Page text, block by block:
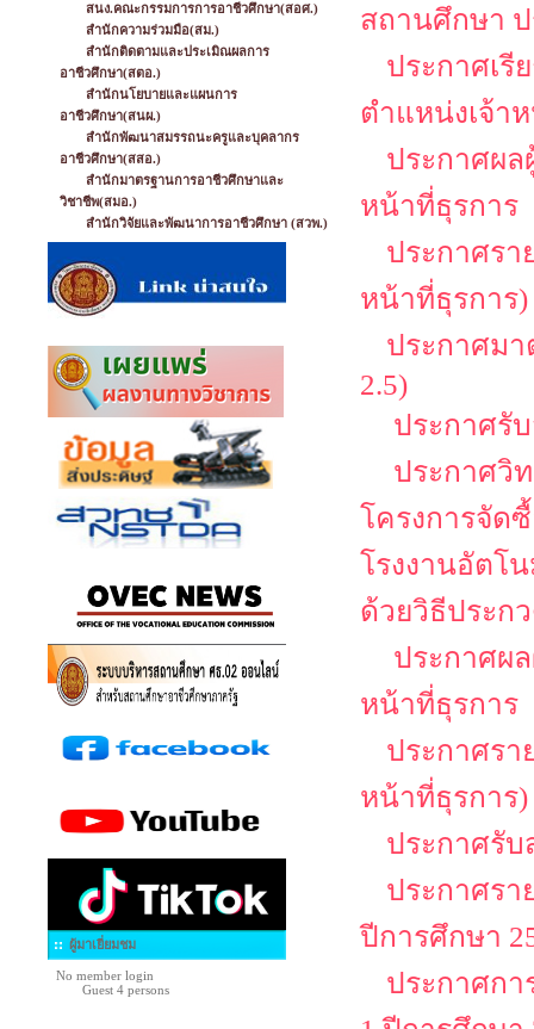
สนง.คณะกรรมการการอาชีวศึกษา(สอศ.)
สำนักความร่วมมือ(สม.)
สำนักติดตามและประเมิณผลการ
อาชีวศึกษา(สตอ.)
สำนักนโยบายและแผนการ
อาชีวศึกษา(สนผ.)
สำนักพัฒนาสมรรถนะครูและบุคลากร
อาชีวศึกษา(สสอ.)
สำนักมาตรฐานการอาชีวศึกษาและ
วิชาชีพ(สมอ.)
สำนักวิจัยและพัฒนาการอาชีวศึกษา (สวพ.)
ผู้มาเยี่ยมชม
No member login
Guest 4 persons
สถานศึกษา ป
ประกาศเรี
ตำแหน่งเจ้า
ประกาศผล
หน้าที่ธุรการ
ประกาศรา
หน้าที่ธุรการ)
ประกาศมา
2.5)
ประกาศรั
ประกาศวิ
โครงการจัด
โรงงานอัตโ
ด้วยวิธีประก
ประกาศผ
หน้าที่ธุรการ
ประกาศรา
หน้าที่ธุรการ)
ประกาศรั
ประกาศรา
ปีการศึกษา
ประกาศกา